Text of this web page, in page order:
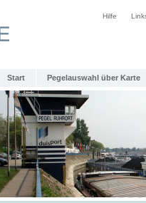
Hilfe
Start Pegelauswahl über Karte